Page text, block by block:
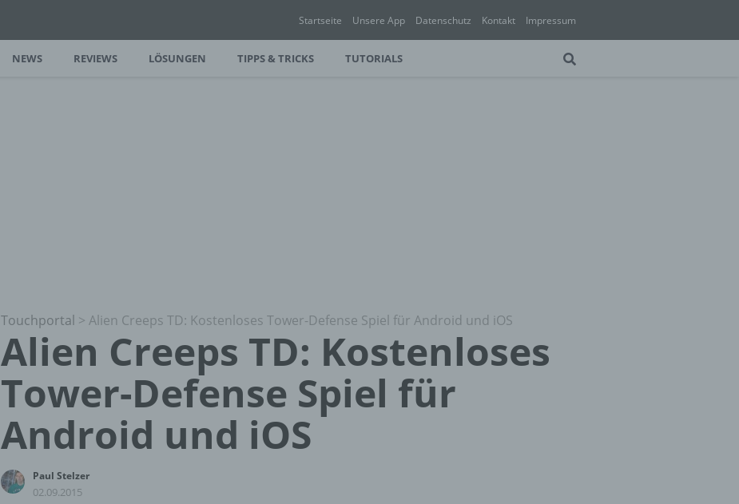
Startseite Unsere App Datenschutz Kontakt Impressum
NEWS REVIEWS LÖSUNGEN TIPPS & TRICKS TUTORIALS
Touchportal > Alien Creeps TD: Kostenloses Tower-Defense Spiel für Android und iOS
Alien Creeps TD: Kostenloses
Tower-Defense Spiel für
Android und iOS
Paul Stelzer
02.09.2015